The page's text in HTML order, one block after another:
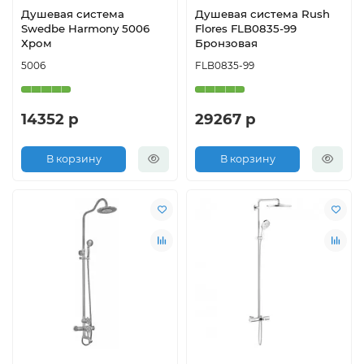
Душевая система
Swedbe Harmony 5006
Хром
5006
14352 р
В корзину
Душевая система Rush
Flores FLB0835-99
Бронзовая
FLB0835-99
29267 р
В корзину